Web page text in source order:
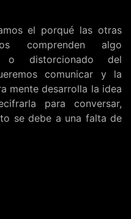
el porqué las otras
comprenden algo
o distorcionado del
comunicar y la
mente desarrolla la idea
para conversar,
se debe a una falta de
veces por el miedo
de herramientas
a sincronizar todos
escucharle.